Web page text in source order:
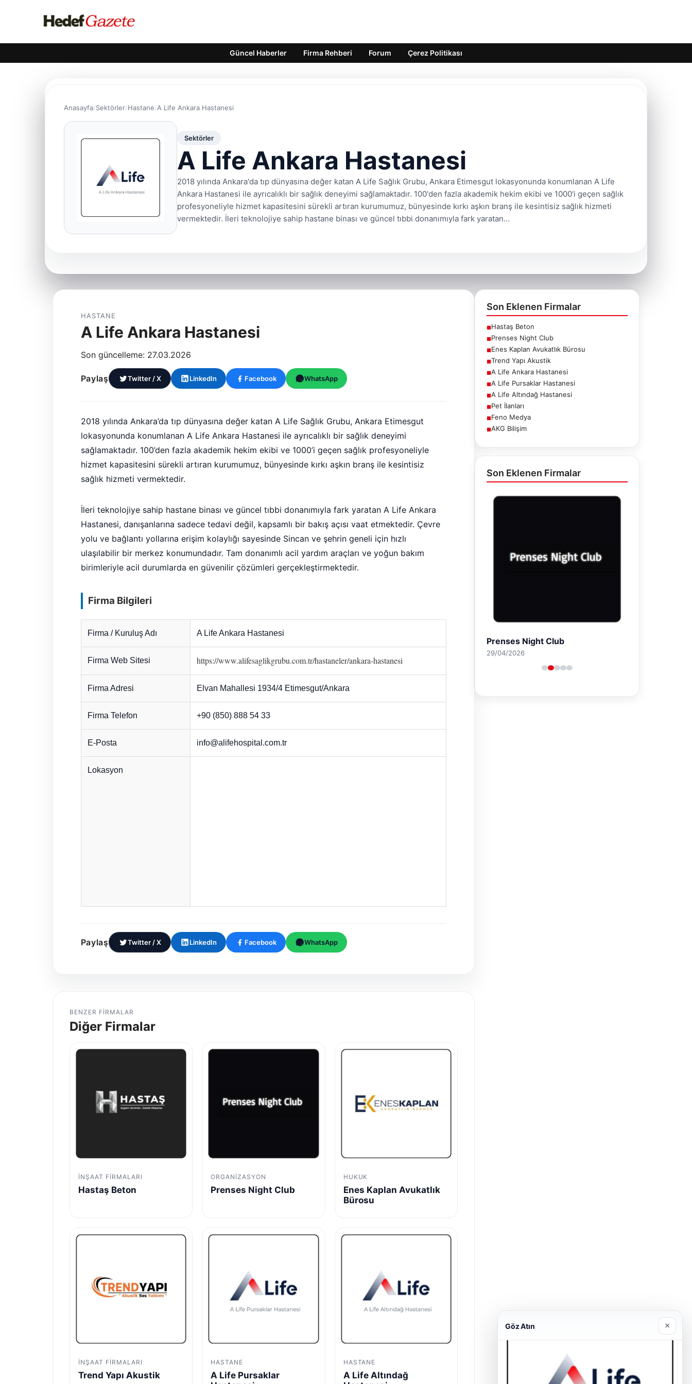
Güncel Haberler Firma Rehberi Forum Çerez Politikası
Anasayfa Sektörler Hastane A Life Ankara Hastanesi
Sektörler
A Life Ankara Hastanesi
2018 yılında Ankara'da tıp dünyasına değer katan A Life Sağlık Grubu, Ankara Etimesgut lokasyonunda konumlanan A Life
Ankara Hastanesi ile ayrıcalıklı bir sağlık deneyimi sağlamaktadır. 100'den fazla akademik hekim ekibi ve 1000'i geçen sağlık
profesyoneliyle hizmet kapasitesini sürekli artıran kurumumuz, bünyesinde kırkı aşkın branş ile kesintisiz sağlık hizmeti
vermektedir. İleri teknolojiye sahip hastane binası ve güncel tıbbi donanımıyla fark yaratan…
HASTANE
A Life Ankara Hastanesi
Son güncelleme: 27.03.2026
Paylaş Twitter / X LinkedIn Facebook WhatsApp
2018 yılında Ankara’da tıp dünyasına değer katan A Life Sağlık Grubu, Ankara Etimesgut
lokasyonunda konumlanan A Life Ankara Hastanesi ile ayrıcalıklı bir sağlık deneyimi
sağlamaktadır. 100’den fazla akademik hekim ekibi ve 1000’i geçen sağlık profesyoneliyle
hizmet kapasitesini sürekli artıran kurumumuz, bünyesinde kırkı aşkın branş ile kesintisiz
sağlık hizmeti vermektedir.
İleri teknolojiye sahip hastane binası ve güncel tıbbi donanımıyla fark yaratan A Life Ankara
Hastanesi, danışanlarına sadece tedavi değil, kapsamlı bir bakış açısı vaat etmektedir. Çevre
yolu ve bağlantı yollarına erişim kolaylığı sayesinde Sincan ve şehrin geneli için hızlı
ulaşılabilir bir merkez konumundadır. Tam donanımlı acil yardım araçları ve yoğun bakım
birimleriyle acil durumlarda en güvenilir çözümleri gerçekleştirmektedir.
Firma Bilgileri
Firma / Kuruluş Adı A Life Ankara Hastanesi
Firma Web Sitesi https://www.alifesaglikgrubu.com.tr/hastaneler/ankara-hastanesi
Firma Adresi Elvan Mahallesi 1934/4 Etimesgut/Ankara
Firma Telefon +90 (850) 888 54 33
E-Posta info@alifehospital.com.tr
Lokasyon
Paylaş Twitter / X LinkedIn Facebook WhatsApp
BENZER FIRMALAR
Diğer Firmalar
İNŞAAT FIRMALARI
Hastaş Beton
ORGANIZASYON
Prenses Night Club
HUKUK
Enes Kaplan Avukatlık
Bürosu
İNŞAAT FIRMALARI
Trend Yapı Akustik
HASTANE
A Life Pursaklar
HASTANE
A Life Altındağ
Son Eklenen Firmalar
■Hastaş Beton
■Prenses Night Club
■Enes Kaplan Avukatlık Bürosu
■Trend Yapı Akustik
■A Life Ankara Hastanesi
■A Life Pursaklar Hastanesi
■A Life Altındağ Hastanesi
■Pet İlanları
■Feno Medya
■AKG Bilişim
Son Eklenen Firmalar
Prenses Night Club
29/04/2026
Göz Atın ×